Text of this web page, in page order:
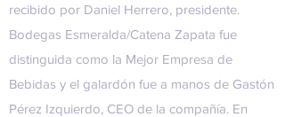
recibido por Daniel Herrero, presidente.
Bodegas Esmeralda/Catena Zapata fue
distinguida como la Mejor Empresa de
Bebidas y el galardón fue a manos de Gastón
Pérez Izquierdo, CEO de la compañía. En